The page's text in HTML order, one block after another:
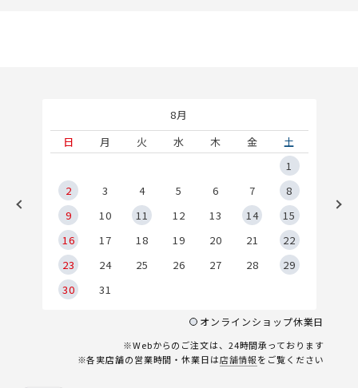
8月
日
月 火 水 木 金
土
1
2
3 4 5 6 7
8
9
10 11 12 13 14
15
16
17 18 19 20 21
22
23
24 25 26 27 28
29
30
31
オンラインショップ休業日
※Webからのご注文は、24時間承っております
※各実店舗の営業時間・休業日は店舗情報をご覧ください